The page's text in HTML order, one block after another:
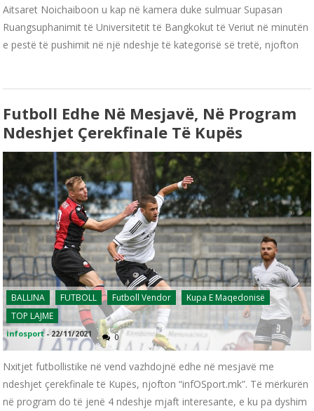
Aitsaret Noichaiboon u kap në kamera duke sulmuar Supasan
Ruangsuphanimit të Universitetit të Bangkokut të Veriut në minutën
e pestë të pushimit në një ndeshje të kategorisë së tretë, njofton
Futboll Edhe Në Mesjavë, Në Program
Ndeshjet Çerekfinale Të Kupës
BALLINA FUTBOLL Futboll Vendor
Kupa E Maqedonisë
TOP LAJME
infosport -22/11/2021 0
Nxitjet futbollistike në vend vazhdojnë edhe në mesjavë me
ndeshjet çerekfinale të Kupës, njofton “infOSport.mk”. Të mërkurën
në program do të jenë 4 ndeshje mjaft interesante, e ku pa dyshim